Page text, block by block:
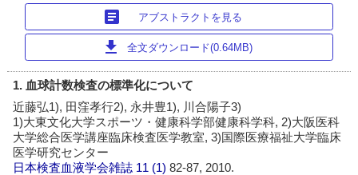
article アブストラクトを見る
download 全文ダウンロード(0.64MB)
1. 血球計数検査の標準化について
近藤弘1), 田窪孝行2), 永井豊1), 川合陽子3)
1)大東文化大学スポーツ・健康科学部健康科学科, 2)大阪医科
大学総合医学講座臨床検査医学教室, 3)国際医療福祉大学臨床
医学研究センター
日本検査血液学会雑誌 11 (1)82-87, 2010.